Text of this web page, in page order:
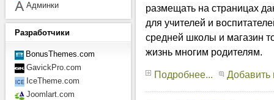
размещать на страницах
для учителей и
средней школы и магазин
жизнь многим родителям.
Подробнее... Добавить
Админки
Разработчики
BonusThemes.com
GavickPro.com
IceTheme.com
Joomlart.com